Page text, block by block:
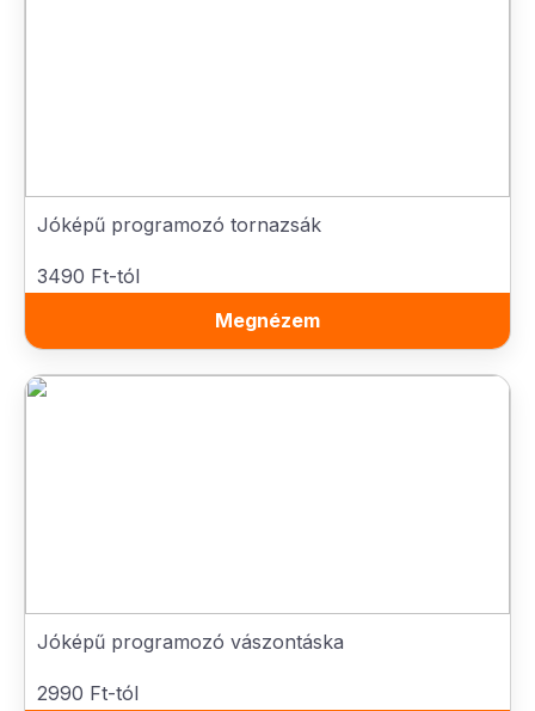
Jóképű programozó tornazsák
3490 Ft-tól
Megnézem
Jóképű programozó vászontáska
2990 Ft-tól